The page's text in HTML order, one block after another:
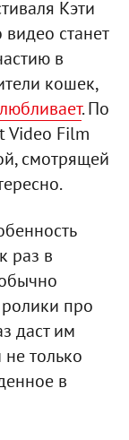
Кэти
станет
в
кошек,
. По
Video Film
смотрящей
раз в
про
даст им
только
в